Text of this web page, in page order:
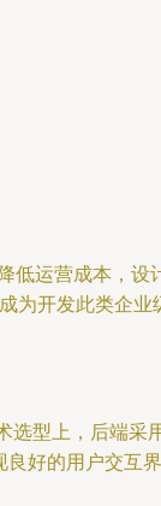
低运营成本，设
为开发此类企业
选型上，后端采
好的用户交互